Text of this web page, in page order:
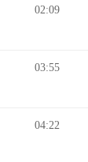
02:09
03:55
04:22